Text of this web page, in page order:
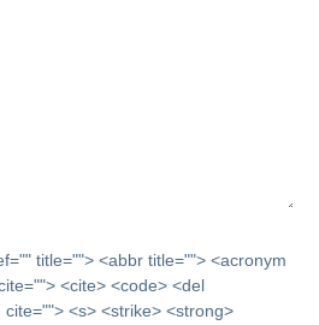
title=""> <abbr title=""> <acronym
<cite> <code> <del
<s> <strike> <strong>